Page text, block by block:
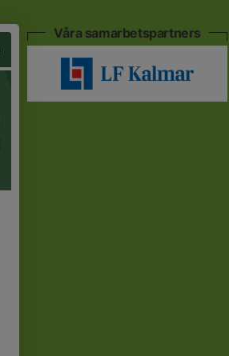
Våra samarbetspartners